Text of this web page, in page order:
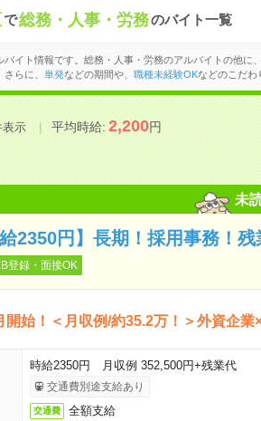
で総務・人事・労務のバイト一覧
バイト情報です。総務・人事・労務のアルバイトの他に、
らに、
単発などの期間や、 職種未経験OKなどのこだわ
表示 平均時給:2,200円
未
給2350円】長期！採用事務！
登録・面接OK
開始！＜月収例/約35.2万！＞外資企
時給2350円 月収例 352,500円+残業代
交通費別途支給あり
交通費 全額支給